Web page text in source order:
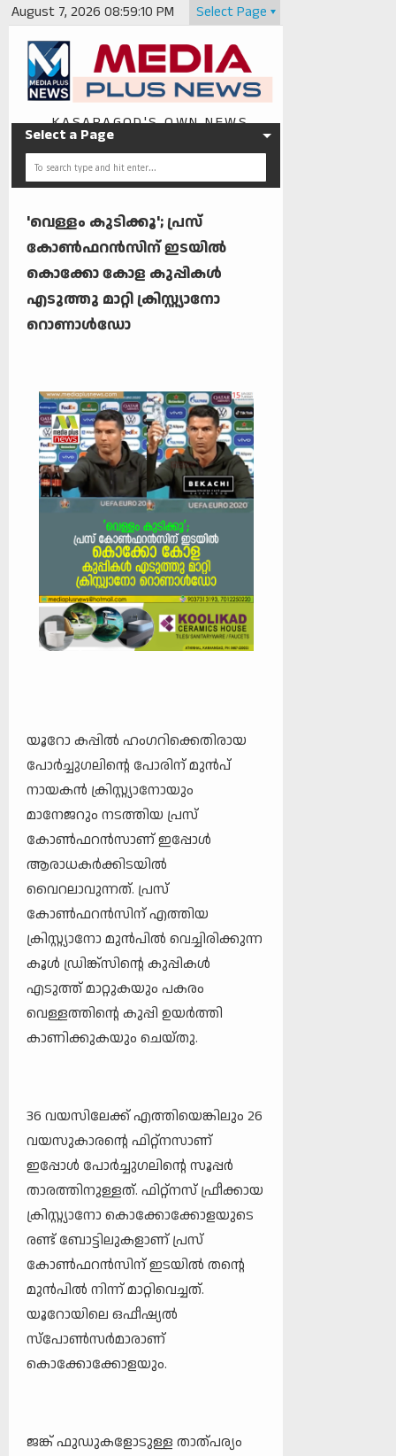
August 7, 2026 08:59:11 PM Select Page
KASARAGOD'S OWN NEWS
Select a Page
'വെള്ളം കുടിക്കൂ'; പ്രസ്
കോൺഫറൻസിന് ഇടയിൽ
കൊക്കോ കോള കുപ്പികൾ
എടുത്തു മാറ്റി ക്രിസ്റ്റ്യാനോ
റൊണാൾഡോ
യൂറോ കപ്പിൽ ഹം​ഗറിക്കെതിരായ
പോർച്ചു​ഗലിന്റെ പോരിന് മുൻപ്
നായകൻ ക്രിസ്റ്റ്യാനോയും
മാനേജറും നടത്തിയ പ്രസ്
കോൺഫറൻസാണ് ഇപ്പോൾ
ആരാധകർക്കിടയിൽ‌
വൈറലാവുന്നത്. പ്രസ്
കോൺഫറൻസിന് എത്തിയ
ക്രിസ്റ്റ്യാനോ മുൻപിൽ വെച്ചിരിക്കുന്ന
കൂൾ ഡ്രിങ്ക്സിന്റെ കുപ്പികൾ
എടുത്ത് മാറ്റുകയും പകരം
വെള്ളത്തിന്റെ കുപ്പി ഉയർത്തി
കാണിക്കുകയും ചെയ്തു.
36 വയസിലേക്ക് എത്തിയെങ്കിലും 26
വയസുകാരന്റെ ഫിറ്റ്നസാണ്
ഇപ്പോൾ പോർച്ചു​ഗലിന്റെ സൂപ്പർ
താരത്തിനുള്ളത്. ഫിറ്റ്നസ് ഫ്രീക്കായ
ക്രിസ്റ്റ്യാനോ കൊക്കോക്കോളയുടെ
രണ്ട് ബോട്ടിലുകളാണ് പ്രസ്
കോൺഫറൻസിന് ഇടയിൽ തന്റെ
മുൻപിൽ നിന്ന് മാറ്റിവെച്ചത്.
യൂറോയിലെ ഒഫീഷ്യൽ
സ്പോൺസർമാരാണ്
കൊക്കോക്കോളയും.
ജങ്ക് ഫുഡുകളോടുള്ള താത്പര്യം